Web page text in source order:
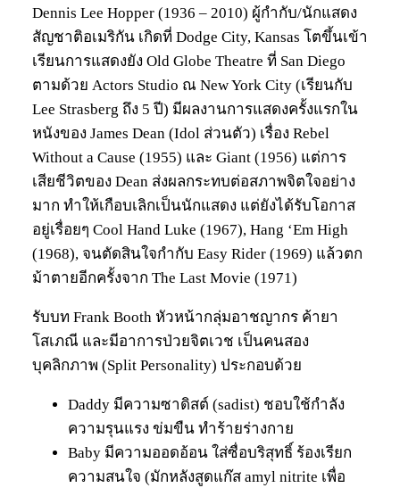
Dennis Lee Hopper (1936 – 2010) ผู้กำกับ/นักแสดง
สัญชาติอเมริกัน เกิดที่ Dodge City, Kansas โตขึ้นเข้า
เรียนการแสดงยัง Old Globe Theatre ที่ San Diego
ตามด้วย Actors Studio ณ New York City (เรียนกับ
Lee Strasberg ถึง 5 ปี) มีผลงานการแสดงครั้งแรกใน
หนังของ James Dean (Idol ส่วนตัว) เรื่อง Rebel
Without a Cause (1955) และ Giant (1956) แต่การ
เสียชีวิตของ Dean ส่งผลกระทบต่อสภาพจิตใจอย่าง
มาก ทำให้เกือบเลิกเป็นนักแสดง แต่ยังได้รับโอกาส
อยู่เรื่อยๆ Cool Hand Luke (1967), Hang ‘Em High
(1968), จนตัดสินใจกำกับ Easy Rider (1969) แล้วตก
ม้าตายอีกครั้งจาก The Last Movie (1971)
รับบท Frank Booth หัวหน้ากลุ่มอาชญากร ค้ายา
โสเภณี และมีอาการป่วยจิตเวช เป็นคนสอง
บุคลิกภาพ (Split Personality) ประกอบด้วย
Daddy มีความซาดิสต์ (sadist) ชอบใช้กำลัง
ความรุนแรง ข่มขืน ทำร้ายร่างกาย
Baby มีความออดอ้อน ใส่ซื่อบริสุทธิ์ ร้องเรียก
ความสนใจ (มักหลังสูดแก๊ส amyl nitrite เพื่อ